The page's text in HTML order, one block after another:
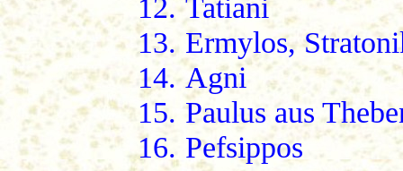
12. Tatiani
13. Ermylos,
14. Agni
15. Paulus aus
16. Pefsippos